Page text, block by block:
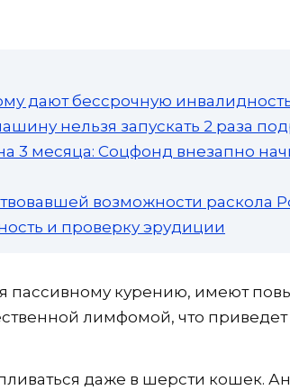
дают бессрочную
нельзя запускать 2 раза
3 месяца: Соцфонд внезапно
возможности раскола
и проверку эрудиции
пассивному курению, имеют
лимфомой, что
даже в шерсти кошек.